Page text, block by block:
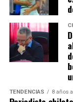
estar
idealmente a
dominio de
como lo dice la
provincia de
Cabe recordar
planteado esta
Consejo
TENDENCIAS 8 años